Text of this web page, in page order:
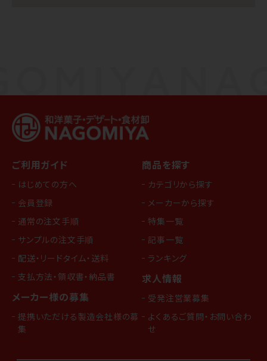
ご利用ガイド
はじめての方へ
会員登録
通常の注文手順
サンプルの注文手順
配送・リードタイム・送料
支払方法・領収書・納品書
メーカー様の募集
提携いただける製造会社様の募
集
商品を探す
カテゴリから探す
メーカーから探す
特集一覧
記事一覧
ランキング
求人情報
受発注営業募集
よくあるご質問・お問い合わ
せ